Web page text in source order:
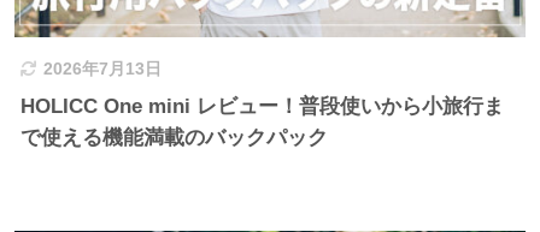
2026年7月13日
HOLICC One mini レビュー！普段使いから小旅行ま
で使える機能満載のバックパック